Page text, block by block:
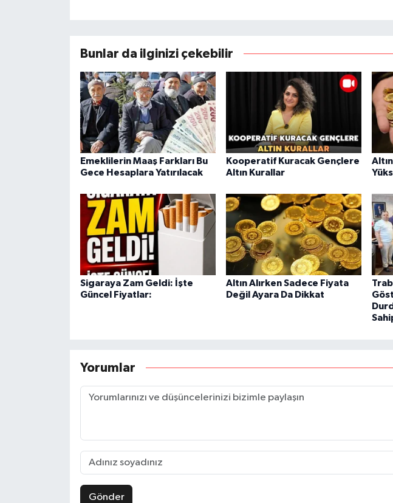
Bunlar da ilginizi çekebilir
Emeklilerin Maaş Farkları Bu
Gece Hesaplara Yatırılacak
Kooperatif Kuracak Gençlere
Altın Kurallar
Sigaraya Zam Geldi: İşte
Güncel Fiyatlar:
Altın Alırken Sadece Fiyata
Değil Ayara Da Dikkat
Yorumlar
Gönder